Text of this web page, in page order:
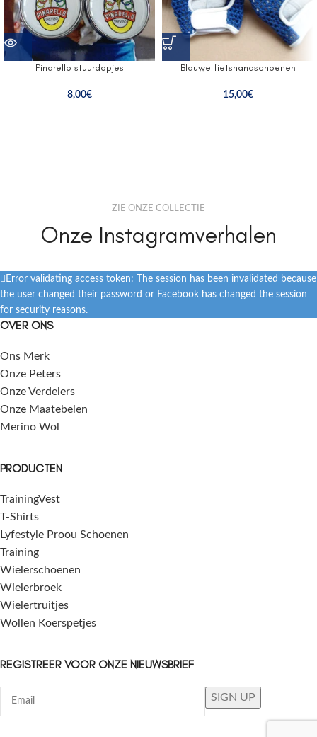
Pinarello stuurdopjes
8,00€
Blauwe fietshandschoenen
15,00€
ZIE ONZE COLLECTIE
Onze Instagramverhalen
Error validating access token: The session has been invalidated because
the user changed their password or Facebook has changed the session
for security reasons.
OVER ONS
Ons Merk
Onze Peters
Onze Verdelers
Onze Maatebelen
Merino Wol
PRODUCTEN
TrainingVest
T-Shirts
Lyfestyle Proou Schoenen
Training
Wielerschoenen
Wielerbroek
Wielertruitjes
Wollen Koerspetjes
REGISTREER VOOR ONZE NIEUWSBRIEF